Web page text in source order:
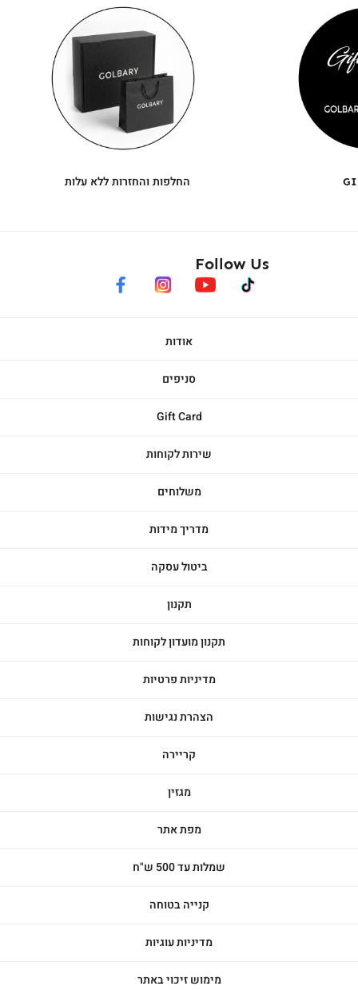
תומך
מכירה
עיגולים
(4)
החלפות והחזרות ללא עלות
אודות
סניפים
Gift Card
שירות לקוחות
משלוחים
מדריך מידות
ביטול עסקה
תקנון
תקנון מועדון לקוחות
מדיניות פרטיות
הצהרת נגישות
קריירה
מגזין
מפת אתר
שמלות עד 500 ש"ח
קנייה בטוחה
מדיניות עוגיות
מימוש זיכוי באתר
Follow Us
facebook instagram youtube tiktok